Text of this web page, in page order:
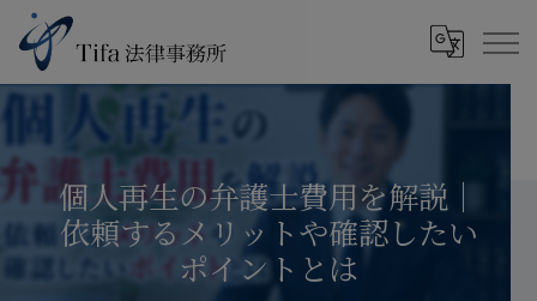
個人再生の弁護士費用を解説｜
依頼するメリットや確認したい
ポイントとは